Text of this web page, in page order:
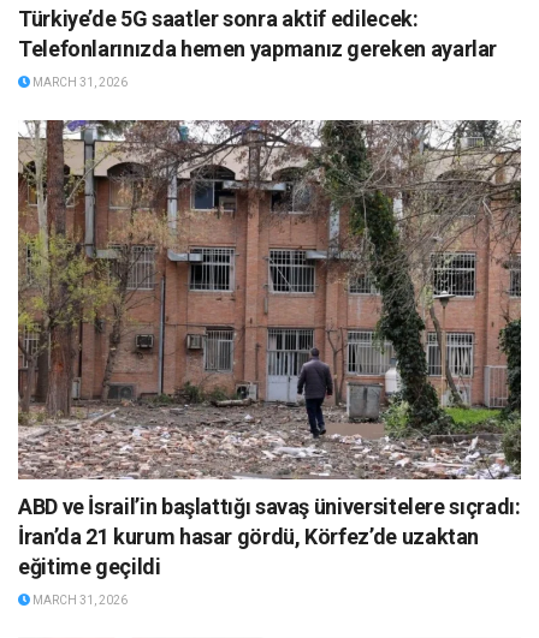
Türkiye’de 5G saatler sonra aktif edilecek:
Telefonlarınızda hemen yapmanız gereken ayarlar
MARCH 31, 2026
ABD ve İsrail’in başlattığı savaş üniversitelere sıçradı:
İran’da 21 kurum hasar gördü, Körfez’de uzaktan
eğitime geçildi
MARCH 31, 2026